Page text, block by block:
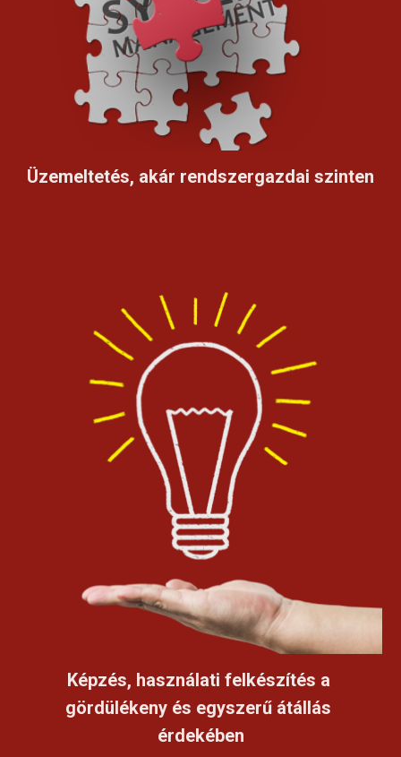
Üzemeltetés, akár rendszergazdai szinten
Képzés, használati felkészítés a
gördülékeny és egyszerű átállás
érdekében